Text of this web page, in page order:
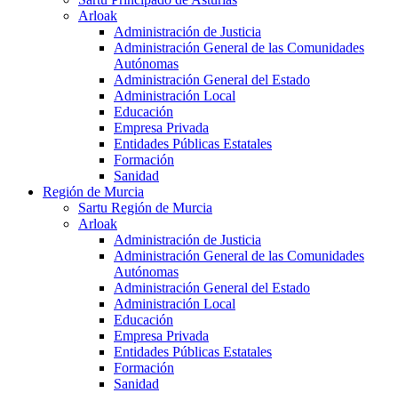
Arloak
Administración de Justicia
Administración General de las Comunidades
Autónomas
Administración General del Estado
Administración Local
Educación
Empresa Privada
Entidades Públicas Estatales
Formación
Sanidad
Región de Murcia
Sartu Región de Murcia
Arloak
Administración de Justicia
Administración General de las Comunidades
Autónomas
Administración General del Estado
Administración Local
Educación
Empresa Privada
Entidades Públicas Estatales
Formación
Sanidad